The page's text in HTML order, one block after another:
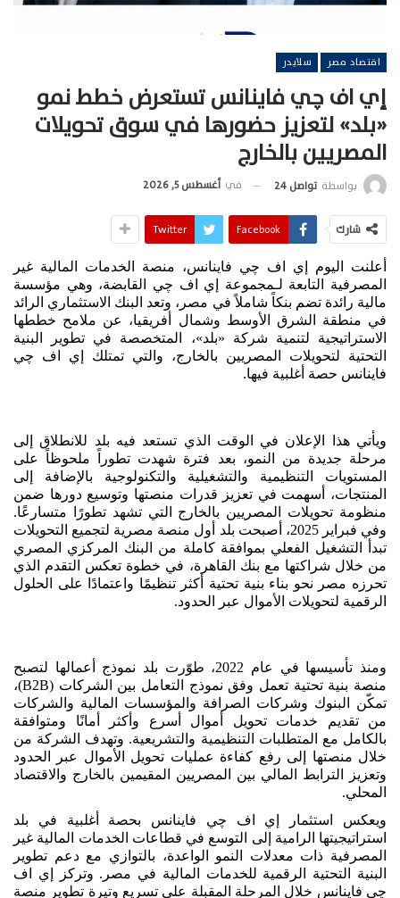
اقتصاد مصر سلايدر
إي اف چي فاينانس تستعرض خطط نمو
«بلد» لتعزيز حضورها في سوق تحويلات
المصريين بالخارج
بواسطة تواصل 24 في أغسطس 5, 2026
شارك Facebook
Twitter
أعلنت اليوم إي اف چي فاينانس، منصة الخدمات المالية غير
المصرفية التابعة لـمجموعة إي اف چي القابضة، وهي مؤسسة
مالية رائدة تضم بنكاً شاملاً في مصر، وتعد البنك الاستثماري الرائد
في منطقة الشرق الأوسط وشمال أفريقيا، عن ملامح خططها
الاستراتيجية لتنمية شركة «بلد»، المتخصصة في تطوير البنية
التحتية لتحويلات المصريين بالخارج، والتي تمتلك إي اف چي
فاينانس حصة أغلبية فيها.
ويأتي هذا الإعلان في الوقت الذي تستعد فيه بلد للانطلاق إلى
مرحلة جديدة من النمو، بعد فترة شهدت تطوراً ملحوظاً على
المستويات التنظيمية والتشغيلية والتكنولوجية بالإضافة إلى
المنتجات، أسهمت في تعزيز قدرات منصتها وتوسيع دورها ضمن
منظومة تحويلات المصريين بالخارج التي تشهد تطورًا متسارعًا.
وفي فبراير 2025، أصبحت بلد أول منصة مصرية لتجميع التحويلات
تبدأ التشغيل الفعلي بموافقة كاملة من البنك المركزي المصري
من خلال شراكتها مع بنك القاهرة، في خطوة تعكس التقدم الذي
تحرزه مصر نحو بناء بنية تحتية أكثر تنظيمًا واعتمادًا على الحلول
الرقمية لتحويلات الأموال عبر الحدود.
ومنذ تأسيسها في عام 2022، طوّرت بلد نموذج أعمالها لتصبح
منصة بنية تحتية تعمل وفق نموذج التعامل بين الشركات (B2B)،
تمكّن البنوك وشركات الصرافة والمؤسسات المالية والشركات
من تقديم خدمات تحويل أموال أسرع وأكثر أمانًا ومتوافقة
بالكامل مع المتطلبات التنظيمية والتشريعية. وتهدف الشركة من
خلال منصتها إلى رفع كفاءة عمليات تحويل الأموال عبر الحدود
وتعزيز الترابط المالي بين المصريين المقيمين بالخارج والاقتصاد
المحلي.
ويعكس استثمار إي اف چي فاينانس بحصة أغلبية في بلد
استراتيجيتها الرامية إلى التوسع في قطاعات الخدمات المالية غير
المصرفية ذات معدلات النمو الواعدة، بالتوازي مع دعم تطوير
البنية التحتية الرقمية للخدمات المالية في مصر. وتركز إي اف
چي فاينانس خلال المرحلة المقبلة على تسريع وتيرة تطوير منصة